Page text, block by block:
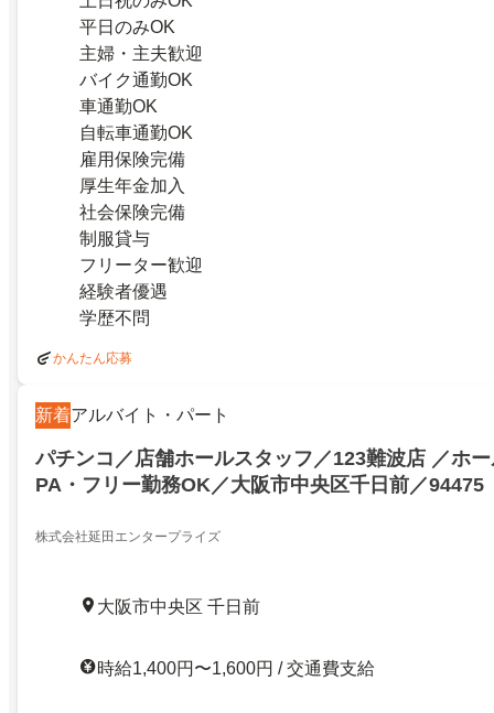
平日のみOK
主婦・主夫歓迎
バイク通勤OK
車通勤OK
自転車通勤OK
雇用保険完備
厚生年金加入
社会保険完備
制服貸与
フリーター歓迎
経験者優遇
学歴不問
かんたん応募
新着アルバイト・パート
パチンコ／店舗ホールスタッフ／123難波店 ／ホ
PA・フリー勤務OK／大阪市中央区千日前／94475
株式会社延田エンタープライズ
大阪市中央区 千日前
時給1,400円〜1,600円 / 交通費支給